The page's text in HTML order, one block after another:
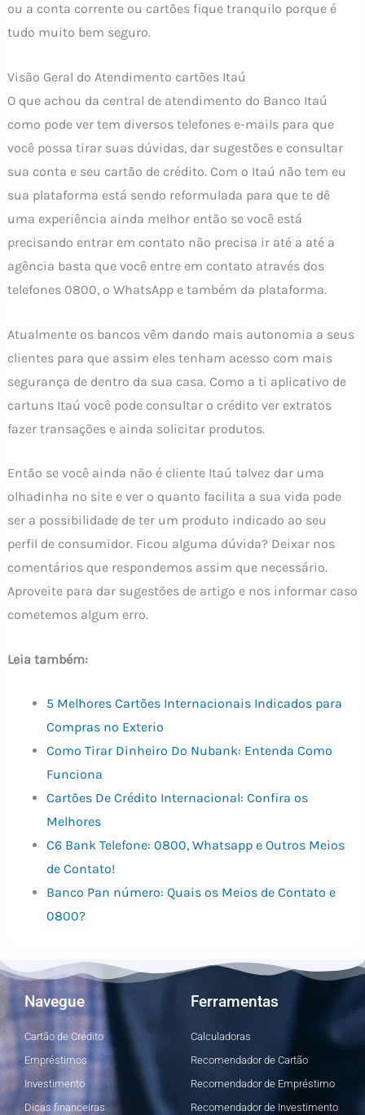
ou a conta corrente ou cartões fique tranquilo porque é
tudo muito bem seguro.
Visão Geral do Atendimento cartões Itaú
O que achou da central de atendimento do Banco Itaú
como pode ver tem diversos telefones e-mails para que
você possa tirar suas dúvidas, dar sugestões e consultar
sua conta e seu cartão de crédito. Com o Itaú não tem eu
sua plataforma está sendo reformulada para que te dê
uma experiência ainda melhor então se você está
precisando entrar em contato não precisa ir até a até a
agência basta que você entre em contato através dos
telefones 0800, o WhatsApp e também da plataforma.
Atualmente os bancos vêm dando mais autonomia a seus
clientes para que assim eles tenham acesso com mais
segurança de dentro da sua casa. Como a ti aplicativo de
cartuns Itaú você pode consultar o crédito ver extratos
fazer transações e ainda solicitar produtos.
Então se você ainda não é cliente Itaú talvez dar uma
olhadinha no site e ver o quanto facilita a sua vida pode
ser a possibilidade de ter um produto indicado ao seu
perfil de consumidor. Ficou alguma dúvida? Deixar nos
comentários que respondemos assim que necessário.
Aproveite para dar sugestões de artigo e nos informar caso
cometemos algum erro.
Leia também:
5 Melhores Cartões Internacionais Indicados para
Compras no Exterio
Como Tirar Dinheiro Do Nubank: Entenda Como
Funciona
Cartões De Crédito Internacional: Confira os
Melhores
C6 Bank Telefone: 0800, Whatsapp e Outros Meios
de Contato!
Banco Pan número: Quais os Meios de Contato e
0800?
Navegue
Cartão de Crédito
Empréstimos
Investimento
Dicas financeiras
Ferramentas
Calculadoras
Recomendador de Cartão
Recomendador de Empréstimo
Recomendador de Investimento